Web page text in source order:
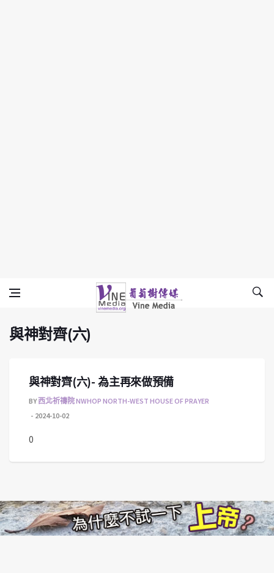
與神對齊(六)
Vine Media
葡萄樹傳媒
與神對齊(六)
與神對齊(六)- 為主再來做預備
BY西北祈禱院 NWHOP NORTH-WEST HOUSE OF PRAYER
2024-10-02
0